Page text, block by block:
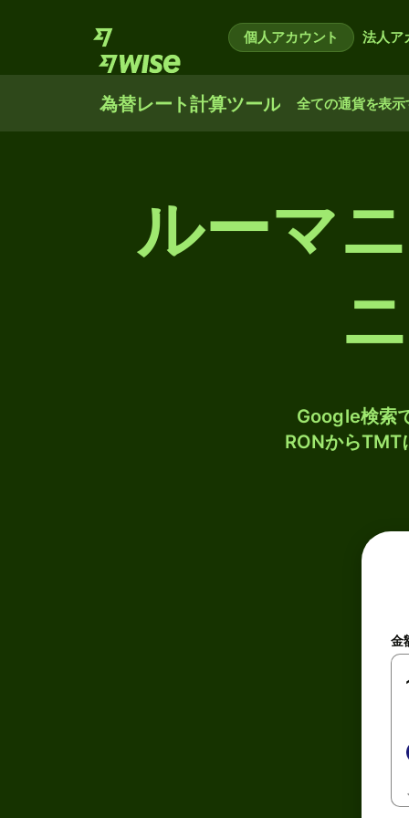
個人アカウント 法人ア
為替レート計算ツール 全ての通貨を表示
ルーマ
Google検索
RONからTMT
金